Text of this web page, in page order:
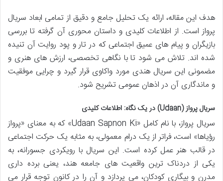
هدف این مقاله، ارائه یک تحلیل جامع و دقیق از تمامی ابعاد سریال
پرواز است. از اطلاعات کلیدی و داستان محوری آن گرفته تا بررسی
بازیگران و پیام های عمیق اجتماعی که در تار و پود روایت آن تنیده
شده اند. تلاش می شود تا با نگاهی تخصصی، ارزش های هنری و
مضمونی این سریال هندی مورد واکاوی قرار گیرد و چرایی موفقیت
و ماندگاری آن در اذهان عمومی تشریح شود.
سریال پرواز (Udaan) در یک نگاه: اطلاعات کلیدی
سریال پرواز، با نام کامل «Udaan Sapnon Ki» که به معنای «پرواز
رؤیاها» است، فراتر از یک درام معمولی، به مثابه یک حرکت اجتماعی
در قالب هنر عمل کرده است. این سریال با رویکردی جسورانه، به
یکی از دردناک ترین واقعیت های جامعه هند، یعنی برده داری
مدرن و بیگاری کودکان، می پردازد و آن را در کانون توجه قرار می